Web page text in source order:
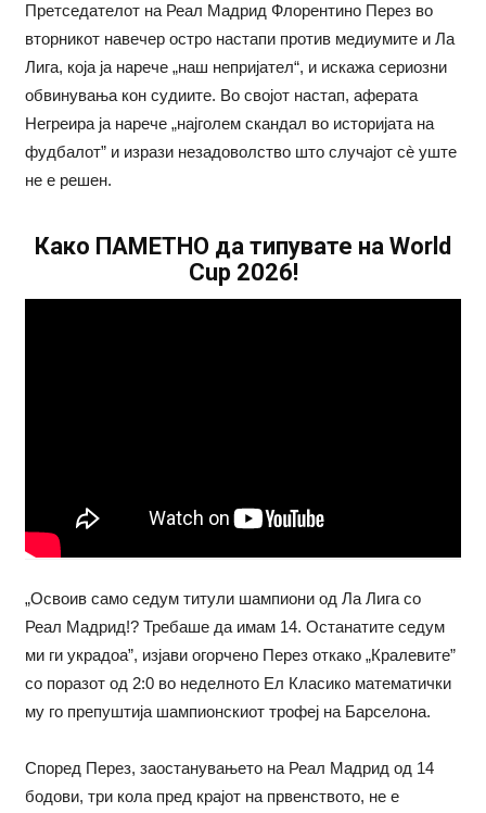
Претседателот на Реал Мадрид Флорентино Перез во
вторникот навечер остро настапи против медиумите и Ла
Лига, којa ја нарече „наш непријател“, и искажа сериозни
обвинувања кон судиите. Во својот настап, аферата
Негреира ја нарече „најголем скандал во историјата на
фудбалот” и изрази незадоволство што случајот сè уште
не е решен.
Како ПАМЕТНО да типувате на World
Cup 2026!
„Освоив само седум титули шампиони од Ла Лига со
Реал Мадрид!? Требаше да имам 14. Останатите седум
ми ги украдоа”, изјави огорчено Перез откако „Кралевите”
со поразот од 2:0 во неделното Ел Класико математички
му го препуштија шампионскиот трофеј на Барселона.
Според Перез, заостанувањето на Реал Мадрид од 14
бодови, три кола пред крајот на првенството, не е